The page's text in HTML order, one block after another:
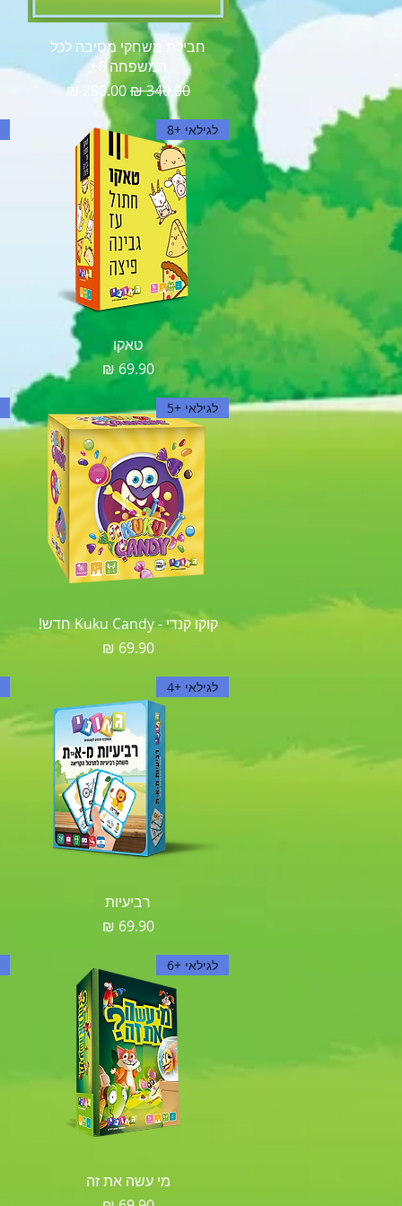
תצוגה מהירה
חבילת משחקי מסיבה לכל
המשפחה 6+
מחיר רגיל‏340.00 ‏₪ מחיר מבצע‏280.00 ‏₪
תצוגה מהירה
לגילאי +8
טאקו
מחיר‏69.90 ‏₪
תצוגה מהירה
לגילאי +5
קוקו קנדי - Kuku Candy חדש!
מחיר‏69.90 ‏₪
תצוגה מהירה
לגילאי +4
רביעיות
מחיר‏69.90 ‏₪
תצוגה מהירה
לגילאי +6
מי עשה את זה